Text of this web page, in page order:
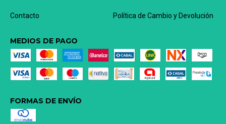
Contacto Política de Cambio y Devolución
MEDIOS DE PAGO
FORMAS DE ENVÍO